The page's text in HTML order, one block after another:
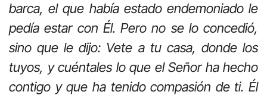
barca, el que había estado endemoniado le
pedía estar con Él. Pero no se lo concedió,
sino que le dijo: Vete a tu casa, donde los
tuyos, y cuéntales lo que el Señor ha hecho
contigo y que ha tenido compasión de ti. Él